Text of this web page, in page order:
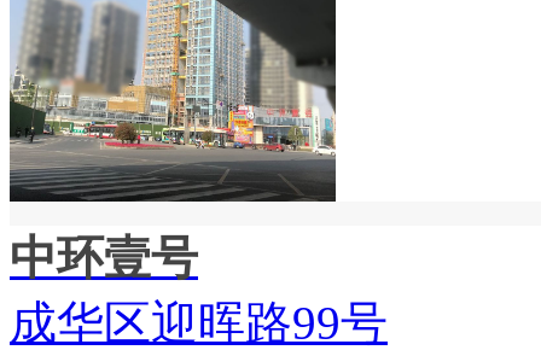
中环壹号
成华区迎晖路99号